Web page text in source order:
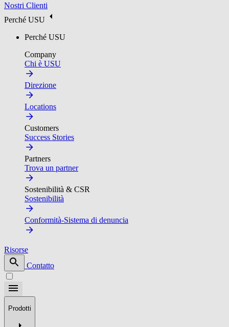
Nostri Clienti
Perché USU
Perché USU
Company
Chi è USU
Direzione
Locations
Customers
Success Stories
Partners
Trova un partner
Sostenibilità & CSR
Sostenibilità
Conformità-Sistema di denuncia
Risorse
Contatto
Prodotti